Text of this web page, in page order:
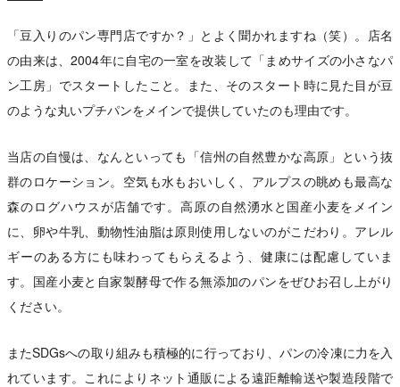
「豆入りのパン専門店ですか？」とよく聞かれますね（笑）。店名
の由来は、2004年に自宅の一室を改装して「まめサイズの小さなパ
ン工房」でスタートしたこと。また、そのスタート時に見た目が豆
のような丸いプチパンをメインで提供していたのも理由です。
当店の自慢は、なんといっても「信州の自然豊かな高原」という抜
群のロケーション。空気も水もおいしく、アルプスの眺めも最高な
森のログハウスが店舗です。高原の自然湧水と国産小麦をメイン
に、卵や牛乳、動物性油脂は原則使用しないのがこだわり。アレル
ギーのある方にも味わってもらえるよう、健康には配慮していま
す。国産小麦と自家製酵母で作る無添加のパンをぜひお召し上がり
ください。
またSDGsへの取り組みも積極的に行っており、パンの冷凍に力を入
れています。これによりネット通販による遠距離輸送や製造段階で